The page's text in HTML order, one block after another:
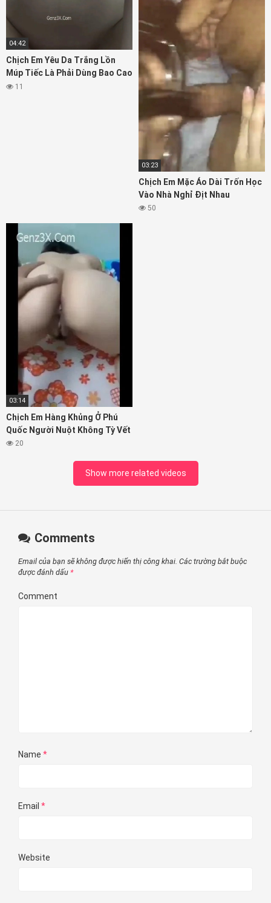
04:42
Chịch Em Yêu Da Trắng Lồn
Múp Tiếc Là Phải Dùng Bao Cao
Su11
03:23
Chịch Em Mặc Áo Dài Trốn Học
Vào Nhà Nghỉ Địt Nhau
50
03:14
Chịch Em Hàng Khủng Ở Phú
Quốc Người Nuột Không Tỳ Vết
20
Show more related videos
Comments
Email của bạn sẽ không được hiển thị công khai. Các trường bắt buộc
được đánh dấu *
Comment
Name *
Email *
Website